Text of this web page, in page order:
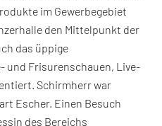
im Gewerbegebiet
den Mittelpunkt der
das üppige
und Frisurenschauen, Live-
Schirmherr war
Escher. Einen Besuch
des Bereichs